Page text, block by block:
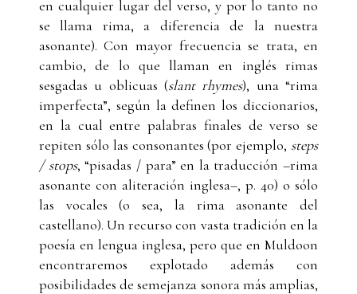
en cualquier lugar del verso, y por lo tanto no
se llama rima, a diferencia de la nuestra
asonante). Con mayor frecuencia se trata, en
cambio, de lo que llaman en inglés rimas
sesgadas u oblicuas (slant rhymes), una “rima
imperfecta”, según la definen los diccionarios,
en la cual entre palabras finales de verso se
repiten sólo las consonantes (por ejemplo, steps
/ stops, “pisadas / para” en la traducción –rima
asonante con aliteración inglesa–, p. 40) o sólo
las vocales (o sea, la rima asonante del
castellano). Un recurso con vasta tradición en la
poesía en lengua inglesa, pero que en Muldoon
encontraremos explotado además con
posibilidades de semejanza sonora más amplias,